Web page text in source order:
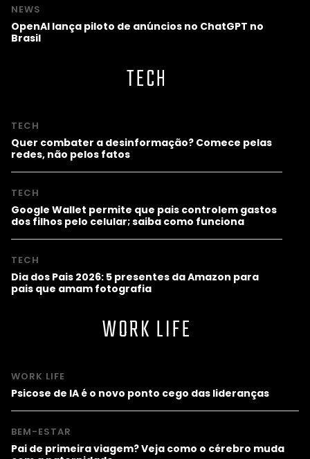
NEWS
OpenAI lança piloto de anúncios no ChatGPT no
Brasil
TECH
TECH
Quer combater a desinformação? Comece pelas
redes, não pelos fatos
TECH
Google Wallet permite que pais controlem gastos
dos filhos pelo celular; saiba como funciona
TECH
Dia dos Pais 2026: 5 presentes da Amazon para
pais que amam fotografia
WORK LIFE
WORK LIFE
Psicose de IA é o novo ponto cego das lideranças
BEM-ESTAR
Pai de primeira viagem? Veja como o cérebro muda